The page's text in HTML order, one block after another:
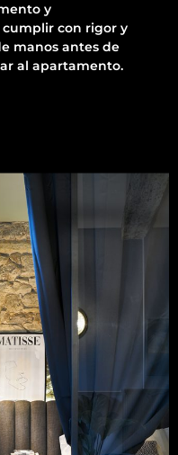
y
con rigor y
manos antes de
al apartamento.